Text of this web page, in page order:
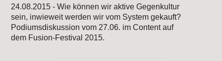
24.08.2015 - Wie können wir aktive Gegenkultur
sein, inwieweit werden wir vom System gekauft?
Podiumsdiskussion vom 27.06. im Content auf
dem Fusion-Festival 2015.